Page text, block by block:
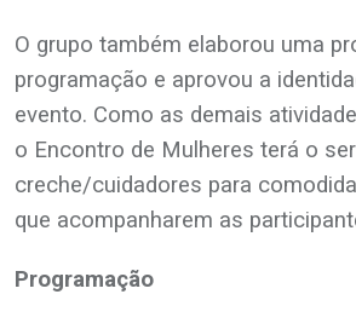
O grupo também elaborou uma
programação e aprovou a
evento. Como as demais
o Encontro de Mulheres terá o
creche/cuidadores para
que acompanharem as
Programação